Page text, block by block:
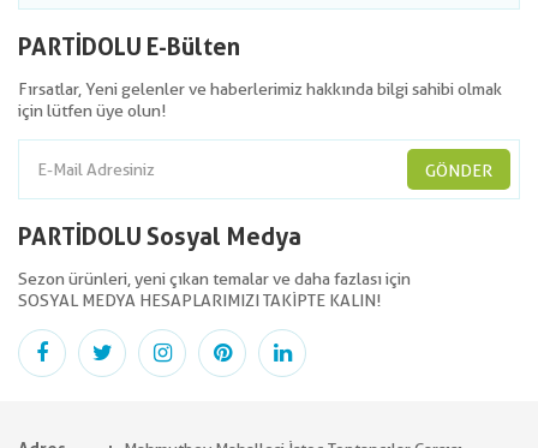
PARTİDOLU E-Bülten
Fırsatlar, Yeni gelenler ve haberlerimiz hakkında bilgi sahibi olmak
için lütfen üye olun!
GÖNDER
PARTİDOLU Sosyal Medya
Sezon ürünleri, yeni çıkan temalar ve daha fazlası için
SOSYAL MEDYA HESAPLARIMIZI TAKİPTE KALIN!